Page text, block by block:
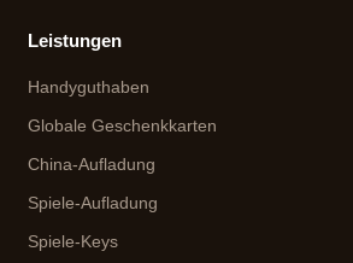
Leistungen
Handyguthaben
Globale Geschenkkarten
China-Aufladung
Spiele-Aufladung
Spiele-Keys